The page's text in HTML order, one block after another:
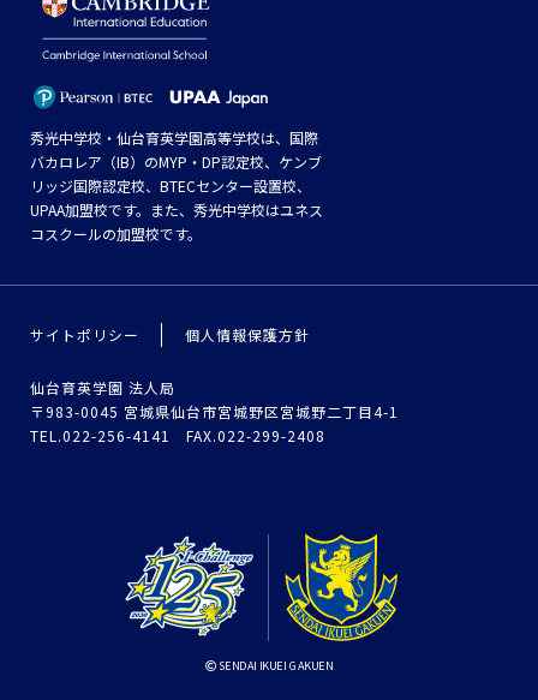
秀光中学校・仙台育英学園高等学校は、国際
バカロレア（IB）のMYP・DP認定校、ケンブ
リッジ国際認定校、BTECセンター設置校、
UPAA加盟校です。また、秀光中学校はユネス
コスクールの加盟校です。
サイトポリシー 個人情報保護方針
仙台育英学園 法人局
〒983-0045 宮城県仙台市宮城野区宮城野二丁目4-1
TEL.022-256-4141 FAX.022-299-2408
SENDAI IKUEI GAKUEN